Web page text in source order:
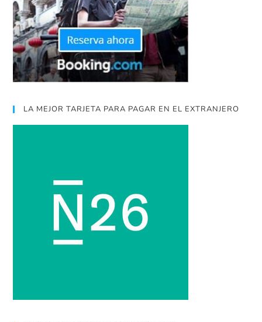
LA MEJOR TARJETA PARA PAGAR EN EL EXTRANJERO